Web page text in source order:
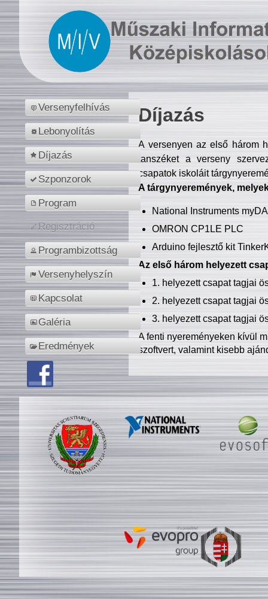
Versenyfelhívás
Lebonyolítás
Díjazás
Szponzorok
Program
Regisztráció
Programbizottság
Versenyhelyszín
Kapcsolat
Galéria
Eredmények
Díjazás
A versenyen az első három
tanszéket a verseny
csapatok iskoláit
A tárgynyeremények,
National Instruments
OMRON CP1LE PLC
Arduino fejlesztő kit
Az első három helyezett
1. helyezett csapat tagjai
2. helyezett csapat tagjai
3. helyezett csapat tagjai
A fenti nyereményeken kívül
szoftvert, valamint kisebb